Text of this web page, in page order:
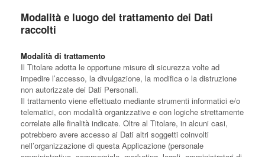
Modalità e luogo del trattamento dei Dati
raccolti
Modalità di trattamento
Il Titolare adotta le opportune misure di sicurezza volte ad
impedire l’accesso, la divulgazione, la modifica o la distruzione
non autorizzate dei Dati Personali.
Il trattamento viene effettuato mediante strumenti informatici e/o
telematici, con modalità organizzative e con logiche strettamente
correlate alle finalità indicate. Oltre al Titolare, in alcuni casi,
potrebbero avere accesso ai Dati altri soggetti coinvolti
nell’organizzazione di questa Applicazione (personale